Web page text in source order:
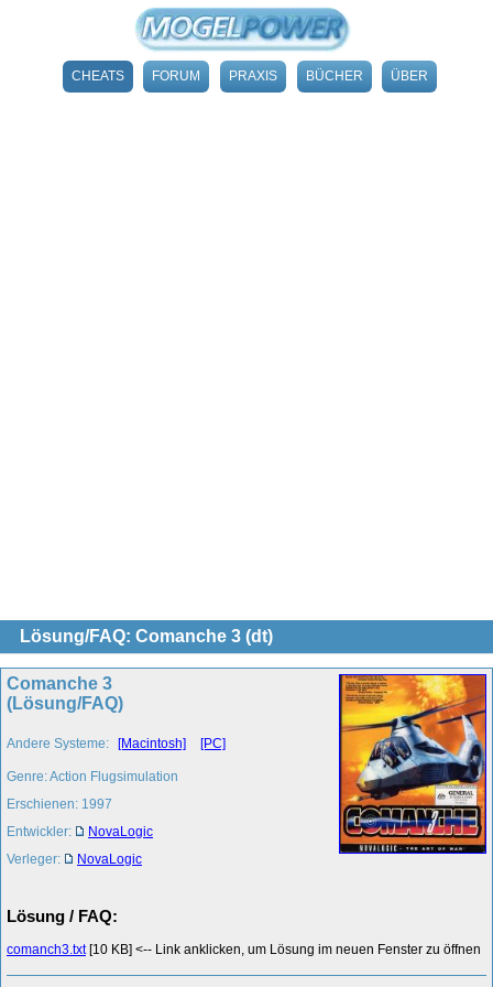
CHEATS FORUM PRAXIS BÜCHER ÜBER
Lösung/FAQ: Comanche 3 (dt)
Comanche 3
(Lösung/FAQ)
Andere Systeme: [Macintosh] [PC]
Genre: Action Flugsimulation
Erschienen: 1997
Entwickler:
NovaLogic
Verleger:
NovaLogic
Lösung / FAQ:
comanch3.txt[10 KB] <-- Link anklicken, um Lösung im neuen Fenster zu öffnen